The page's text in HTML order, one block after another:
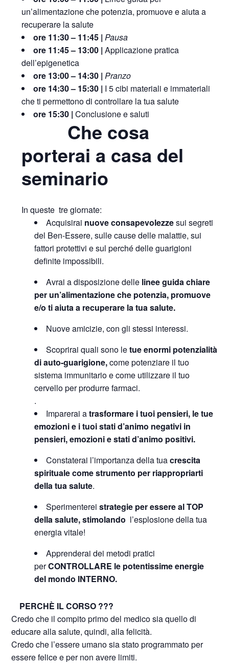
un’alimentazione che potenzia, promuove e aiuta a
recuperare la salute
ore 11:30 – 11:45 |Pausa
ore 11:45 – 13:00 |Applicazione pratica
dell’epigenetica
ore 13:00 – 14:30 |Pranzo
ore 14:30 – 15:30 | I 5 cibi materiali e immateriali
che ti permettono di controllare la tua salute
ore 15:30 | Conclusione e saluti
Che cosa
porterai a casa del
seminario
In queste tre giornate:
Acquisirai nuove consapevolezzesui segreti
del Ben-Essere, sulle cause delle malattie, sui
fattori protettivi e sul perché delle guarigioni
definite impossibili.
Avrai a disposizione delle linee guida chiare
per un’alimentazione che potenzia, promuove
e/o ti aiuta a recuperare la tua salute.
Nuove amicizie, con gli stessi interessi.
Scoprirai quali sono letue enormi potenzialità
di auto-guarigione,come potenziare il tuo
sistema immunitario e come utilizzare il tuo
cervello per produrre farmaci.
.
Imparerai atrasformare i tuoi pensieri, le tue
emozioni e i tuoi stati d’animo negativi in
pensieri, emozioni e stati d’animo positivi.
Constaterai l’importanza della tuacrescita
spirituale come strumento per riappropriarti
della tua salute.
Sperimentereistrategie per essere al TOP
della salute, stimolando l’esplosione della tua
energia vitale!
Apprenderai dei metodi pratici
perCONTROLLARE le potentissime energie
del mondo INTERNO.
PERCHÈ IL CORSO ???
Credo che il compito primo del medico sia quello di
educare alla salute, quindi, alla felicità.
Credo che l’essere umano sia stato programmato per
essere felice e per non avere limiti.